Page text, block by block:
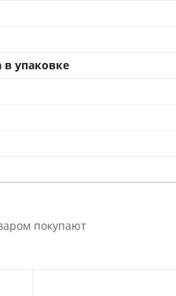
в упаковке
покупают